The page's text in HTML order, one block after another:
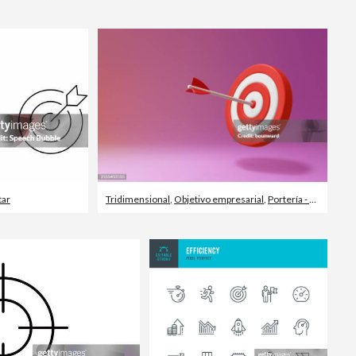
Tridimensional Objetivo empresarial ,Portería - Deporte